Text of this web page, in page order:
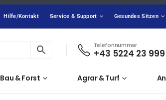
Hilfe/Kontakt Service & Support Gesundes Sitzen
Telefonnummer
+43 5224 23 999
Bau & Forst Agrar & Turf